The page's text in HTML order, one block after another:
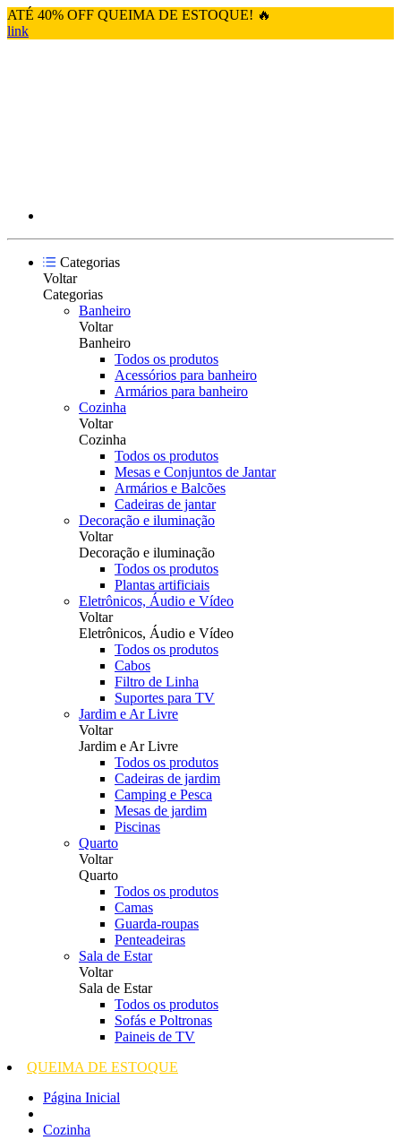
ATÉ 40% OFF QUEIMA DE ESTOQUE! 🔥
link
Categorias
Voltar
Categorias
Banheiro
Voltar
Banheiro
Todos os produtos
Acessórios para banheiro
Armários para banheiro
Cozinha
Voltar
Cozinha
Todos os produtos
Mesas e Conjuntos de Jantar
Armários e Balcões
Cadeiras de jantar
Decoração e iluminação
Voltar
Decoração e iluminação
Todos os produtos
Plantas artificiais
Eletrônicos, Áudio e Vídeo
Voltar
Eletrônicos, Áudio e Vídeo
Todos os produtos
Cabos
Filtro de Linha
Suportes para TV
Jardim e Ar Livre
Voltar
Jardim e Ar Livre
Todos os produtos
Cadeiras de jardim
Camping e Pesca
Mesas de jardim
Piscinas
Quarto
Voltar
Quarto
Todos os produtos
Camas
Guarda-roupas
Penteadeiras
Sala de Estar
Voltar
Sala de Estar
Todos os produtos
Sofás e Poltronas
Paineis de TV
QUEIMA DE ESTOQUE
Página Inicial
Cozinha